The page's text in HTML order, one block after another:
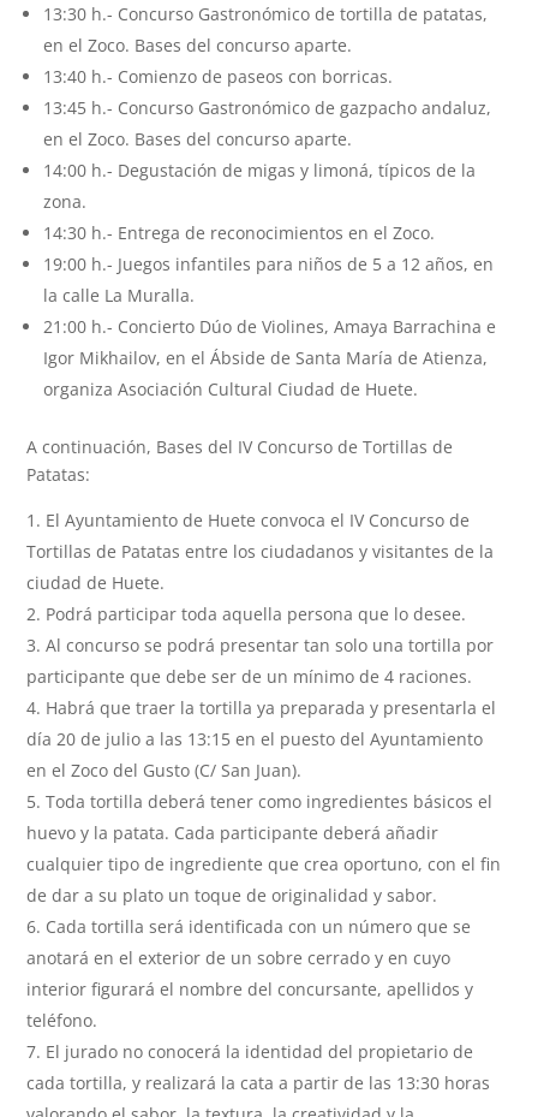
13:30 h.- Concurso Gastronómico de tortilla de patatas,
en el Zoco. Bases del concurso aparte.
13:40 h.- Comienzo de paseos con borricas.
13:45 h.- Concurso Gastronómico de gazpacho andaluz,
en el Zoco. Bases del concurso aparte.
14:00 h.- Degustación de migas y limoná, típicos de la
zona.
14:30 h.- Entrega de reconocimientos en el Zoco.
19:00 h.- Juegos infantiles para niños de 5 a 12 años, en
la calle La Muralla.
21:00 h.- Concierto Dúo de Violines, Amaya Barrachina e
Igor Mikhailov, en el Ábside de Santa María de Atienza,
organiza Asociación Cultural Ciudad de Huete.
A continuación, Bases del IV Concurso de Tortillas de
Patatas:
El Ayuntamiento de Huete convoca el IV Concurso de
Tortillas de Patatas entre los ciudadanos y visitantes de la
ciudad de Huete.
Podrá participar toda aquella persona que lo desee.
Al concurso se podrá presentar tan solo una tortilla por
participante que debe ser de un mínimo de 4 raciones.
Habrá que traer la tortilla ya preparada y presentarla el
día 20 de julio a las 13:15 en el puesto del Ayuntamiento
en el Zoco del Gusto (C/ San Juan).
Toda tortilla deberá tener como ingredientes básicos el
huevo y la patata. Cada participante deberá añadir
cualquier tipo de ingrediente que crea oportuno, con el fin
de dar a su plato un toque de originalidad y sabor.
Cada tortilla será identificada con un número que se
anotará en el exterior de un sobre cerrado y en cuyo
interior figurará el nombre del concursante, apellidos y
teléfono.
El jurado no conocerá la identidad del propietario de
cada tortilla, y realizará la cata a partir de las 13:30 horas